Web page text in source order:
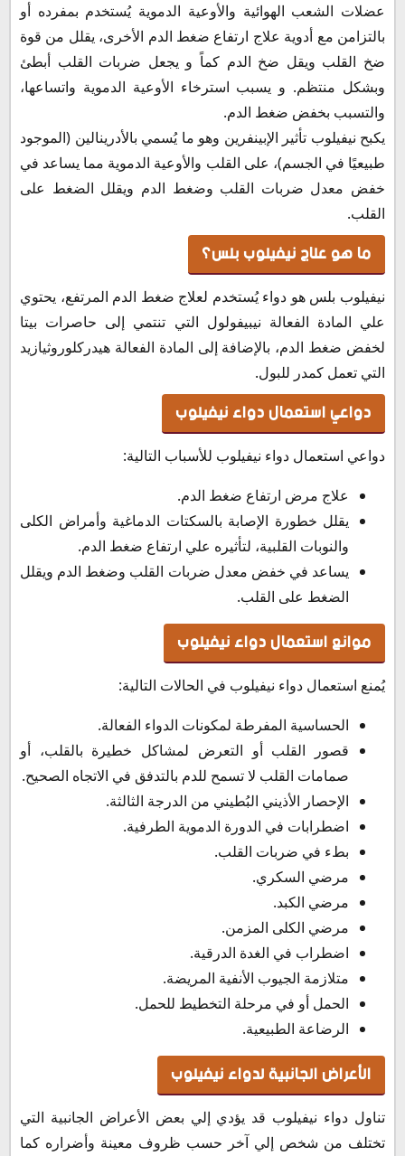
عضلات الشعب الهوائية والأوعية الدموية يُستخدم بمفرده أو
بالتزامن مع أدوية علاج ارتفاع ضغط الدم الأخرى، يقلل من قوة
ضخ القلب ويقل ضخ الدم كماً و يجعل ضربات القلب أبطئ
وبشكل منتظم. و يسبب استرخاء الأوعية الدموية واتساعها،
والتسبب بخفض ضغط الدم.
يكبح نيفيلوب تأثير الإبينفرين وهو ما يُسمي بالأدرينالين (الموجود
طبيعيًا في الجسم)، على القلب والأوعية الدموية مما يساعد في
خفض معدل ضربات القلب وضغط الدم ويقلل الضغط على
القلب.
ما هو علاج نيفيلوب بلس؟
نيفيلوب بلس هو دواء يُستخدم لعلاج ضغط الدم المرتفع، يحتوي
علي المادة الفعالة نيبيفولول التي تنتمي إلى حاصرات بيتا
لخفض ضغط الدم، بالإضافة إلى المادة الفعالة هيدركلوروثيازيد
التي تعمل كمدر للبول.
دواعي استعمال دواء نيفيلوب
دواعي استعمال دواء نيفيلوب للأسباب التالية:
علاج مرض ارتفاع ضغط الدم.
يقلل خطورة الإصابة بالسكتات الدماغية وأمراض الكلى
والنوبات القلبية، لتأثيره علي ارتفاع ضغط الدم.
يساعد في خفض معدل ضربات القلب وضغط الدم ويقلل
الضغط على القلب.
موانع استعمال دواء نيفيلوب
يُمنع استعمال دواء نيفيلوب في الحالات التالية:
الحساسية المفرطة لمكونات الدواء الفعالة.
قصور القلب أو التعرض لمشاكل خطيرة بالقلب، أو
صمامات القلب لا تسمح للدم بالتدفق في الاتجاه الصحيح.
الإحصار الأذيني البُطيني من الدرجة الثالثة.
اضطرابات في الدورة الدموية الطرفية.
بطء في ضربات القلب.
مرضي السكري.
مرضي الكبد.
مرضي الكلى المزمن.
اضطراب في الغدة الدرقية.
متلازمة الجيوب الأنفية المريضة.
الحمل أو في مرحلة التخطيط للحمل.
الرضاعة الطبيعية.
الأعراض الجانبية لدواء نيفيلوب
تناول دواء نيفيلوب قد يؤدي إلي بعض الأعراض الجانبية التي
تختلف من شخص إلي آخر حسب ظروف معينة وأضراره كما